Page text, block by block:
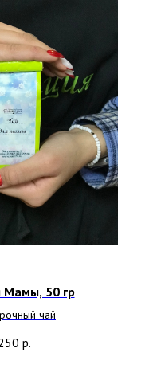
Мамы, 50 гр
чай
р.